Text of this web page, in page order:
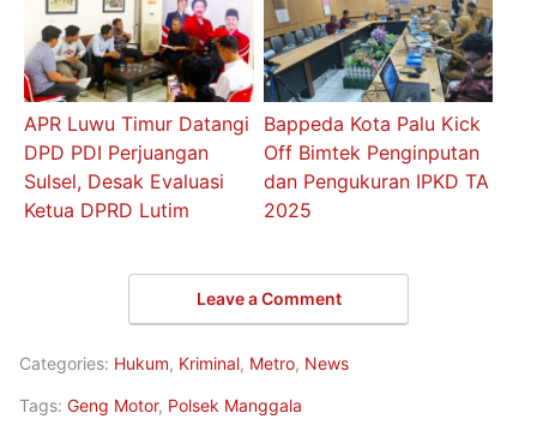
APR Luwu Timur Datangi
DPD PDI Perjuangan
Sulsel, Desak Evaluasi
Ketua DPRD Lutim
Bappeda Kota Palu Kick
Off Bimtek Penginputan
dan Pengukuran IPKD TA
2025
Leave a Comment
Categories: Hukum, Kriminal, Metro, News
Tags: Geng Motor, Polsek Manggala